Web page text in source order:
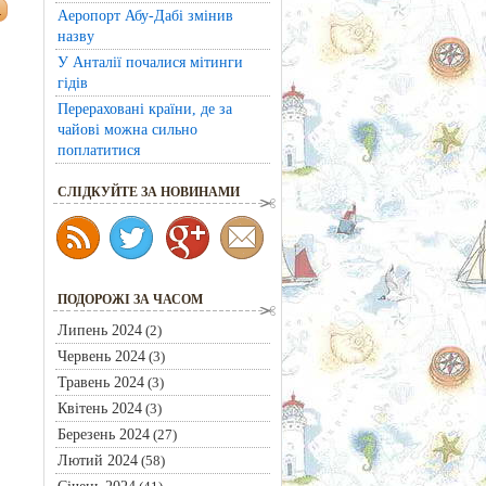
Аеропорт Абу-Дабі змінив
назву
У Анталії почалися мітинги
гідів
Перераховані країни, де за
чайові можна сильно
поплатитися
CЛІДКУЙТЕ ЗА НОВИНАМИ
ПОДОРОЖІ ЗА ЧАСОМ
Липень 2024(2)
Червень 2024(3)
Травень 2024(3)
Квітень 2024(3)
Березень 2024(27)
Лютий 2024(58)